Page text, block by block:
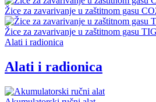
Žice za zavarivanje u zaštitnom gasu
Žice za zavarivanje u zaštitnom gasu
Alati i radionica
Alati i radionica